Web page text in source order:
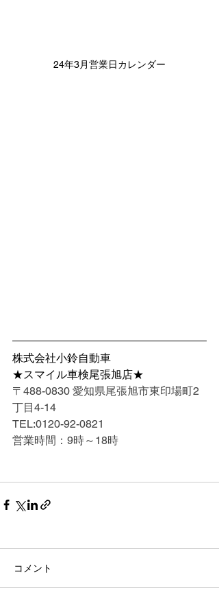
24年3月営業日カレンダー
株式会社小鈴自動車
★スマイル車検尾張旭店★
〒488-0830 愛知県尾張旭市東印場町2
丁目4-14
TEL:0120-92-0821
営業時間：9時～18時
コメント